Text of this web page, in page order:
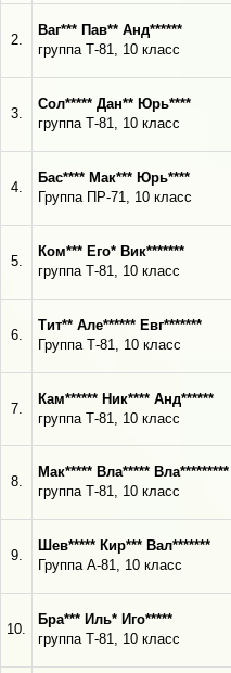
2.
Ваг*** Пав** Анд******
группа Т-81, 10 класс
3.
Сол***** Дан** Юрь****
группа Т-81, 10 класс
4.
Бас**** Мак*** Юрь****
Группа ПР-71, 10 класс
5.
Ком*** Его* Вик*******
группа Т-81, 10 класс
6.
Тит** Але****** Евг*******
Группа Т-81, 10 класс
7.
Кам****** Ник**** Анд******
группа Т-81, 10 класс
8.
Мак***** Вла***** Вла*********
группа Т-81, 10 класс
9.
Шев***** Кир*** Вал*******
Группа А-81, 10 класс
10.
Бра*** Иль* Иго*****
группа Т-81, 10 класс